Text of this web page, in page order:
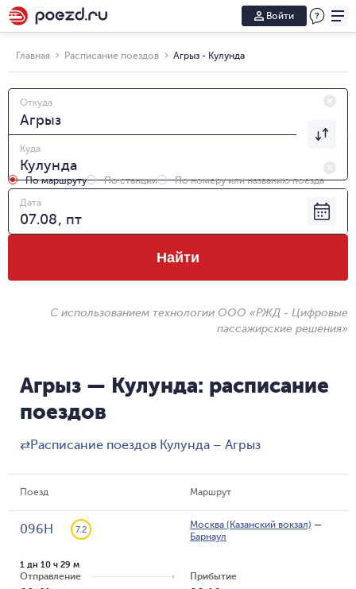
Войти
Главная Расписание поездов Агрыз - Кулунда
Откуда
Куда
По маршруту По станции
По номеру или названию поезда
Дата
Найти
С использованием технологии ООО «РЖД - Цифровые
пассажирские решения»
Агрыз — Кулунда: расписание
поездов
⇄Расписание поездов Кулунда – Агрыз
Поезд Маршрут
096Н 7.2 Москва (Казанский вокзал) —
Барнаул
Отправление
1 дн 10 ч 29 м
Прибытие